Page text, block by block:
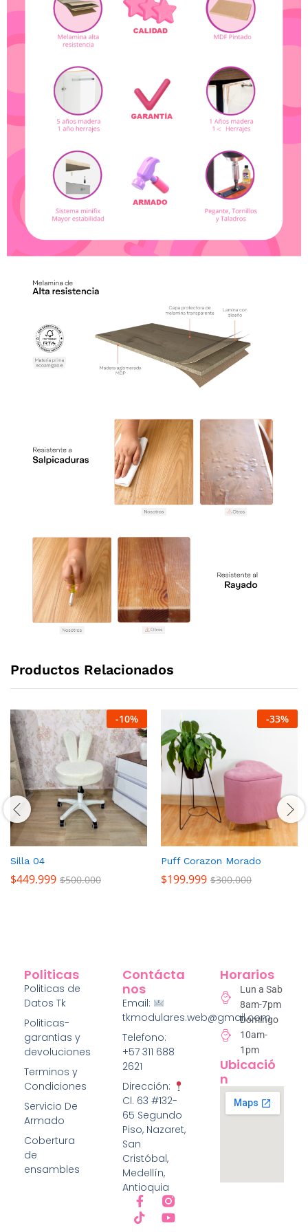
Productos Relacionados
-10%
Silla 04
$449.999 $500.000
-33%
Puff Corazon Morado
$199.999 $300.000
Politicas
Politicas de
Datos Tk
Politicas-
garantias y
devoluciones
Terminos y
Condiciones
Servicio De
Armado
Cobertura
de
ensambles
Contácta
Nos
Email:
tkmodulares.web@gmail.com
Telefono:
+57 311 688
2621
Dirección:
Cl. 63 #132-
65 Segundo
Piso, Nazaret,
San
Cristóbal,
Medellín,
Antioquia
Horarios
Lun a Sab
8am-7pm
Domingo
10am-
1pm
Ubicació
N